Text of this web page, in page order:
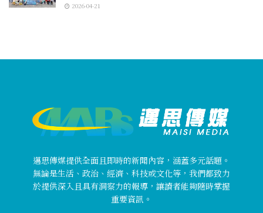
2026-04-21
邁思傳媒提供全面且即時的新聞內容，涵蓋多元話題。
無論是生活、政治、經濟、科技或文化等，我們都致力
於提供深入且具有洞察力的報導，讓讀者能夠隨時掌握
重要資訊。